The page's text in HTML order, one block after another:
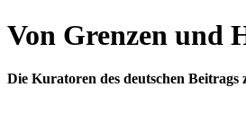
Von Grenzen und
Die Kuratoren des deutschen